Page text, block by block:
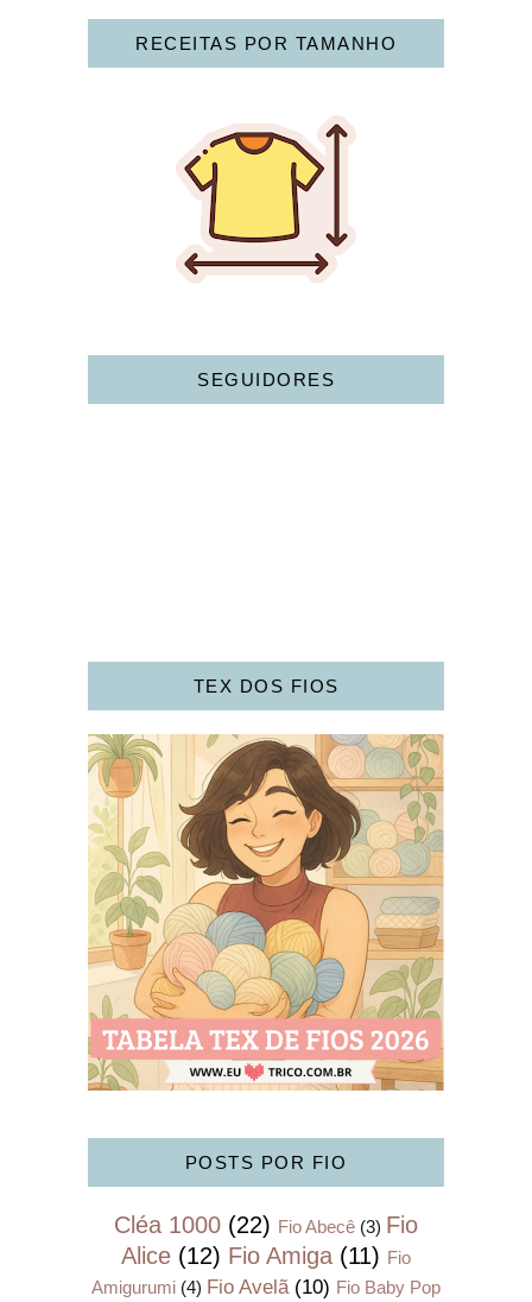
RECEITAS POR TAMANHO
SEGUIDORES
TEX DOS FIOS
POSTS POR FIO
Cléa 1000 (22) Fio Abecê (3) Fio
Alice (12) Fio Amiga (11) Fio
Amigurumi (4) Fio Avelã (10) Fio Baby Pop